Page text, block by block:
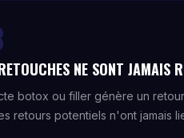
NE SONT JAMAIS
botox ou filler génère un
retours potentiels n'ont jamais